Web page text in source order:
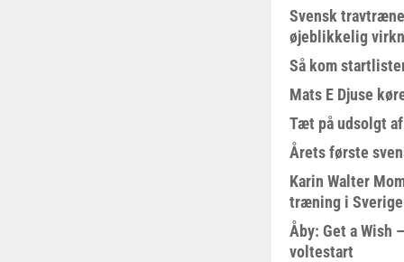
Svensk
øjeblikkelig
Så kom
Mats E Djuse
Tæt på udsolgt
Årets første
Karin Walter
træning i Sverige
Åby: Get a Wish
voltestart